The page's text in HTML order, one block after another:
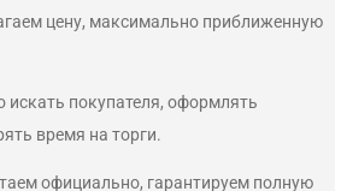
цену, максимально приближенную
искать покупателя, оформлять
время на торги.
официально, гарантируем полную